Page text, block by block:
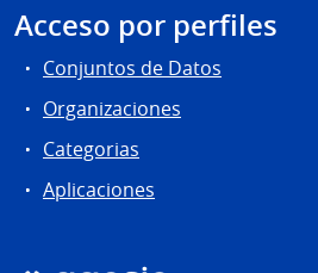
Acceso por perfiles
Conjuntos de Datos
Organizaciones
Categorias
Aplicaciones